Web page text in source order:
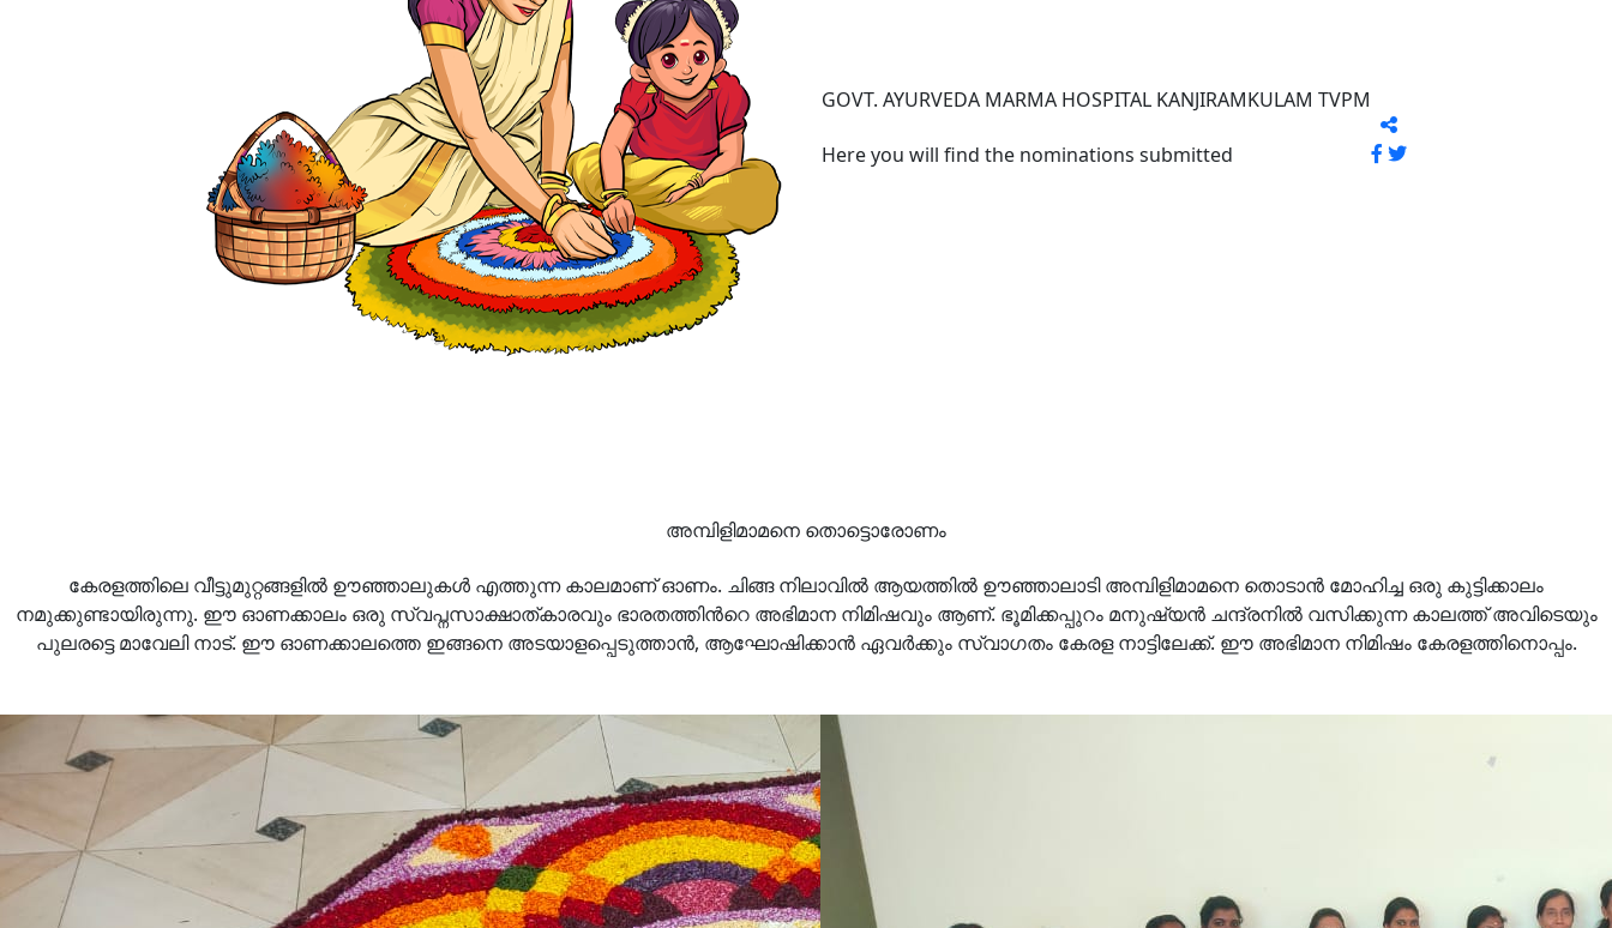
GOVT. AYURVEDA MARMA HOSPITAL KANJIRAMKULAM TVPM
Here you will find the nominations submitted
അമ്പിളിമാമനെ തൊട്ടൊരോണം
കേരളത്തിലെ വീട്ടുമുറ്റങ്ങളില്‍ ഊഞ്ഞാലുകൾ എത്തുന്ന കാലമാണ് ഓണം. ചിങ്ങ നിലാവിൽ ആയത്തിൽ ഊഞ്ഞാലാടി അമ്പിളിമാമനെ തൊടാൻ മോഹിച്ച ഒരു കുട്ടിക്കാലം
നമുക്കുണ്ടായിരുന്നു. ഈ ഓണക്കാലം ഒരു സ്വപ്നസാക്ഷാത്കാരവും ഭാരതത്തിൻറെ അഭിമാന നിമിഷവും ആണ്. ഭൂമിക്കപ്പുറം മനുഷ്യൻ ചന്ദ്രനില്‍ വസിക്കുന്ന കാലത്ത് അവിടെയും
പുലരട്ടെ മാവേലി നാട്. ഈ ഓണക്കാലത്തെ ഇങ്ങനെ അടയാളപ്പെടുത്താൻ, ആഘോഷിക്കാന്‍ ഏവർക്കും സ്വാഗതം കേരള നാട്ടിലേക്ക്. ഈ അഭിമാന നിമിഷം കേരളത്തിനൊപ്പം.